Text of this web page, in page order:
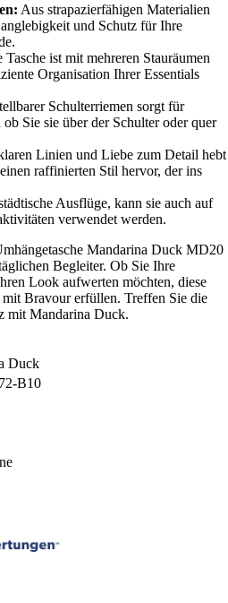
Aus strapazierfähigen Materialien
und Schutz für Ihre
Tasche ist mit mehreren Stauräumen
Organisation Ihrer Essentials
Schulterriemen sorgt für
Sie sie über der Schulter oder quer
Linien und Liebe zum Detail hebt
raffinierten Stil hervor, der ins
Ausflüge, kann sie auch auf
verwendet werden.
Mandarina Duck MD20
Begleiter. Ob Sie Ihre
Look aufwerten möchten, diese
Bravour erfüllen. Treffen Sie die
mit Mandarina Duck.
Duck
B10